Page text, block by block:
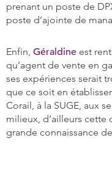
prenant un poste de
poste d’ajointe de
Enfin, Géraldine est
qu’agent de vente en
ses expériences serait
que ce soit en
Corail, à la SUGE, aux
milieux, d’ailleurs cette
grande connaissance